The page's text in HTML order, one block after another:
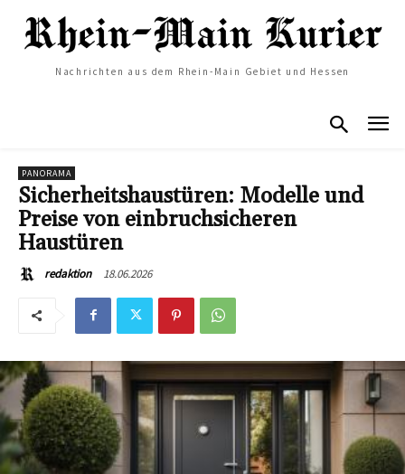
Nachrichten aus dem Rhein-Main Gebiet und Hessen
PANORAMA
Sicherheitshaustüren: Modelle und
Preise von einbruchsicheren
Haustüren
redaktion 18.06.2026